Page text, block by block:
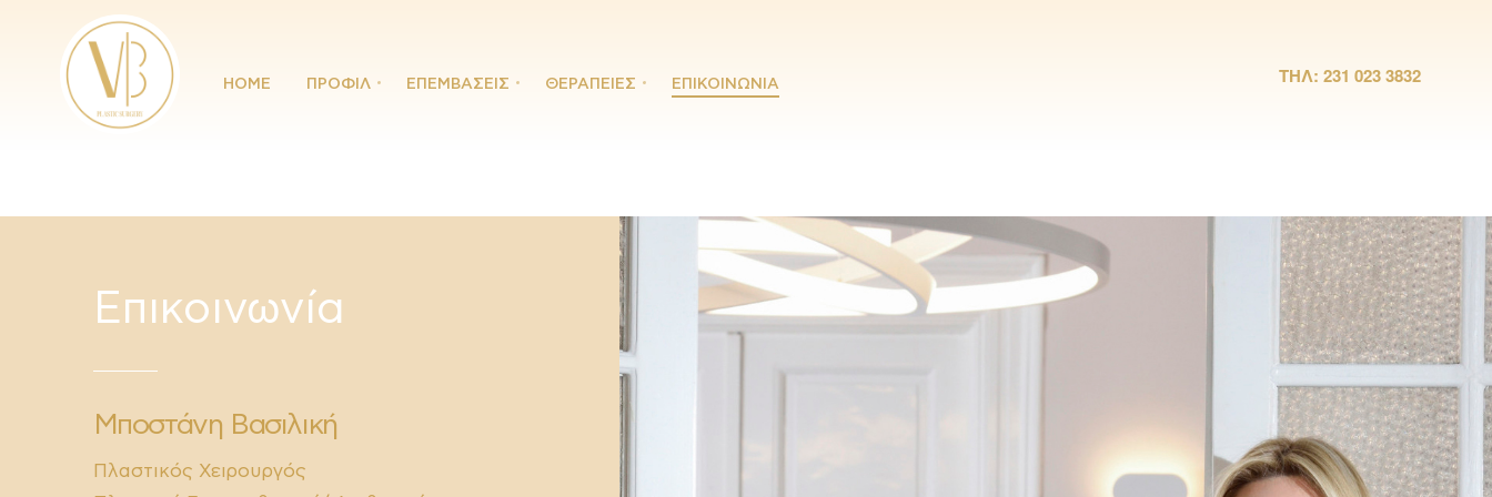
ΤΗΛ: 231 023 3832
HOME ΠΡΟΦΙΛ ΕΠΕΜΒΑΣΕΙΣ ΘΕΡΑΠΕΙΕΣ ΕΠΙΚΟΙΝΩΝΙΑ
Επικοινωνία
Μποστάνη Βασιλική
Πλαστικός Χειρουργός